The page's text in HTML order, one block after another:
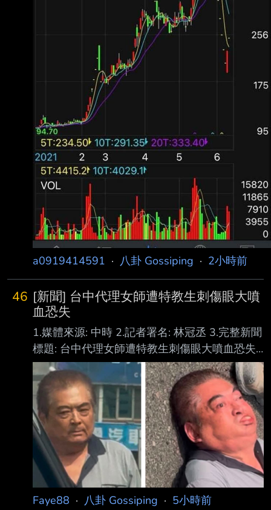
a0919414591 · 八卦 Gossiping · 2小時前
46 [新聞] 台中代理女師遭特教生刺傷眼大噴
血恐失
1.媒體來源: 中時 2.記者署名: 林冠丞 3.完整新聞
標題: 台中代理女師遭特教生刺傷眼大噴血恐失
明 恐怖過程曝光校方回應 4.完整新聞內文: 台中
市某國中5日發生一起嚴重校園暴力，一名34歲
的代理老師，在上生物課時因見到特 教生隨意
走動，她隨即出聲制止，結果該名特教生氣得折
斷掃把攻擊，接著再度刺向女老 師右眼，由於
是尖銳物品攻擊眼球，女老師當場噴血相當嚴
重，甚至恐有失明之虞，對此 ，校方7日回應，
將全力提供必要協助，並將學生暫時停課。 據
了解，女老師為代理老師，2年前轉到該所國中
Faye88 · 八卦 Gossiping · 5小時前